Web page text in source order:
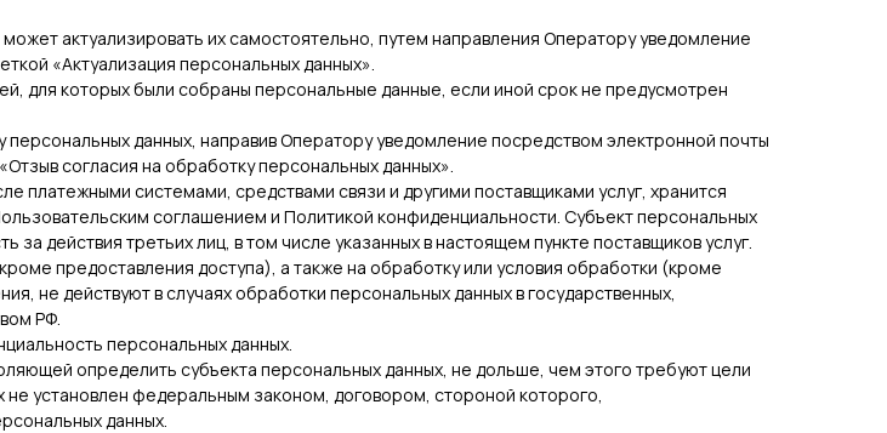
актуализировать их самостоятельно, путем направления Оператору уведомление
«Актуализация персональных данных».
для которых были собраны персональные данные, если иной срок не предусмотрен
данных, направив Оператору уведомление посредством электронной почты
согласия на обработку персональных данных».
платежными системами, средствами связи и другими поставщиками услуг, хранится
соглашением и Политикой конфиденциальности. Субъект персональных
действия третьих лиц, в том числе указанных в настоящем пункте поставщиков услуг.
предоставления доступа), а также на обработку или условия обработки (кроме
не действуют в случаях обработки персональных данных в государственных,
РФ.
персональных данных.
определить субъекта персональных данных, не дольше, чем этого требуют цели
установлен федеральным законом, договором, стороной которого,
данных.